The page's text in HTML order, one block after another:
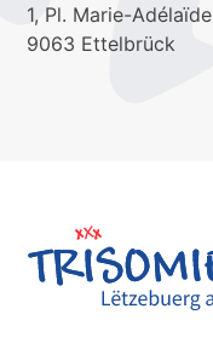
1, Pl. Marie-Adélaïde
9063 Ettelbrück